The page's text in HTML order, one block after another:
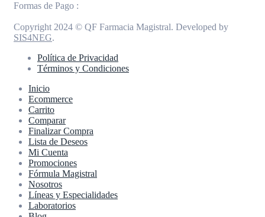
Formas de Pago :
Copyright 2024 © QF Farmacia Magistral. Developed by
SIS4NEG.
Política de Privacidad
Términos y Condiciones
Inicio
Ecommerce
Carrito
Comparar
Finalizar Compra
Lista de Deseos
Mi Cuenta
Promociones
Fórmula Magistral
Nosotros
Líneas y Especialidades
Laboratorios